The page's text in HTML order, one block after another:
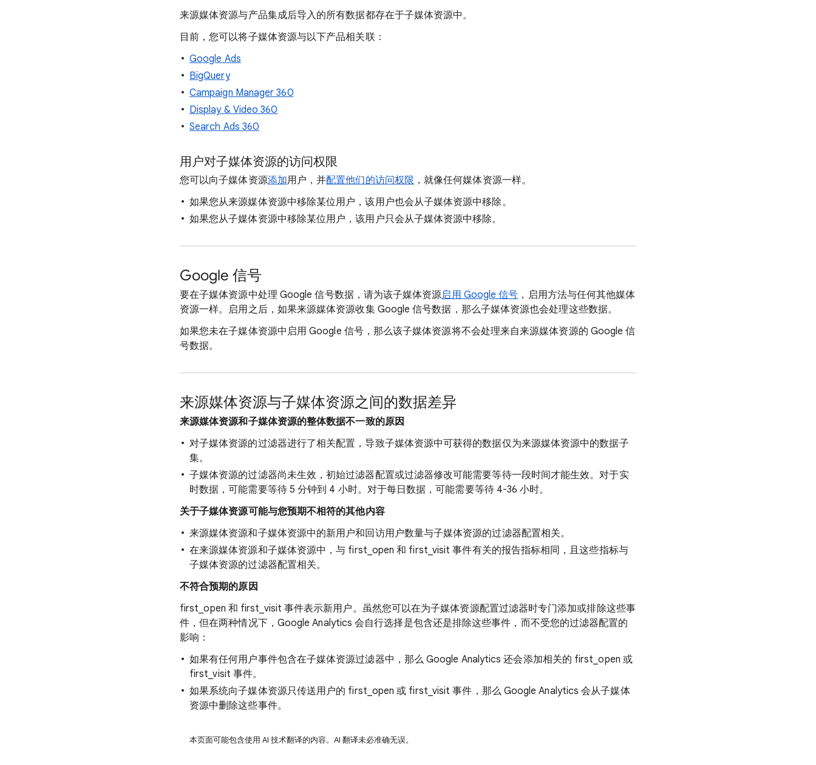
来源媒体资源与产品集成后导入的所有数据都存在于子媒体资源中。
目前，您可以将子媒体资源与以下产品相关联：
Google Ads
BigQuery
Campaign Manager 360
Display & Video 360
Search Ads 360
用户对子媒体资源的访问权限
您可以向子媒体资源添加用户，并配置他们的访问权限，就像任何媒体资源一样。
如果您从来源媒体资源中移除某位用户，该用户也会从子媒体资源中移除。
如果您从子媒体资源中移除某位用户，该用户只会从子媒体资源中移除。
Google 信号
要在子媒体资源中处理 Google 信号数据，请为该子媒体资源启用 Google 信号 ，启用方法与任何其他媒体
资源一样。启用之后，如果来源媒体资源收集 Google 信号数据，那么子媒体资源也会处理这些数据。
如果您未在子媒体资源中启用 Google 信号，那么该子媒体资源将不会处理来自来源媒体资源的 Google 信
号数据。
来源媒体资源与子媒体资源之间的数据差异
来源媒体资源和子媒体资源的整体数据不一致的原因
对子媒体资源的过滤器进行了相关配置，导致子媒体资源中可获得的数据仅为来源媒体资源中的数据子
集。
子媒体资源的过滤器尚未生效，初始过滤器配置或过滤器修改可能需要等待一段时间才能生效。对于实
时数据，可能需要等待 5 分钟到 4 小时。对于每日数据，可能需要等待 4-36 小时。
关于子媒体资源可能与您预期不相符的其他内容
来源媒体资源和子媒体资源中的新用户和回访用户数量与子媒体资源的过滤器配置相关。
在来源媒体资源和子媒体资源中，与 first_open 和 first_visit 事件有关的报告指标相同，且这些指标与
子媒体资源的过滤器配置相关。
不符合预期的原因
first_open 和 first_visit 事件表示新用户。虽然您可以在为子媒体资源配置过滤器时专门添加或排除这些事
件，但在两种情况下，Google Analytics 会自行选择是包含还是排除这些事件，而不受您的过滤器配置的
影响：
如果有任何用户事件包含在子媒体资源过滤器中，那么 Google Analytics 还会添加相关的 first_open 或
first_visit 事件。
如果系统向子媒体资源只传送用户的 first_open 或 first_visit 事件，那么 Google Analytics 会从子媒体
资源中删除这些事件。
本页面可能包含使用 AI 技术翻译的内容。AI 翻译未必准确无误。